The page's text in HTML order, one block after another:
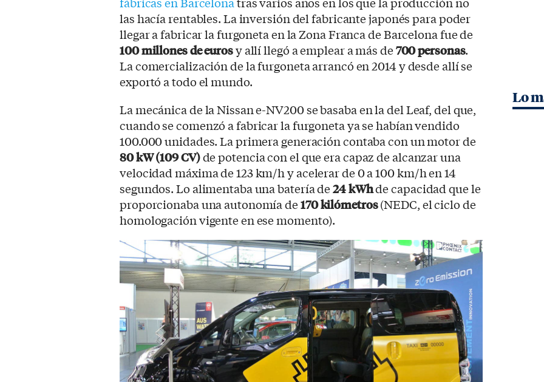
las hacía rentables. La inversión del fabricante japonés para poder
llegar a fabricar la furgoneta en la Zona Franca de Barcelona fue de
100 millones de eurosy allí llegó a emplear a más de700 personas.
La comercialización de la furgoneta arrancó en 2014 y desde allí se
exportó a todo el mundo.
La mecánica de la Nissan e-NV200 se basaba en la del Leaf, del que,
cuando se comenzó a fabricar la furgoneta ya se habían vendido
100.000 unidades. La primera generación contaba con un motor de
80 kW (109 CV)de potencia con el que era capaz de alcanzar una
velocidad máxima de 123 km/h y acelerar de 0 a 100 km/h en 14
segundos. Lo alimentaba una batería de24 kWhde capacidad que le
proporcionaba una autonomía de170 kilómetros(NEDC, el ciclo de
homologación vigente en ese momento).
Lo